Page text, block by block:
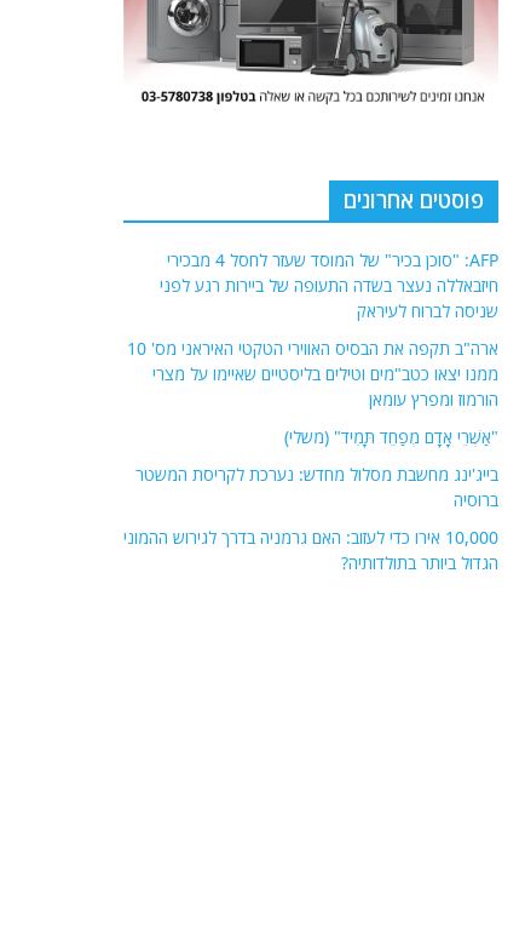
פוסטים אחרונים
AFP: "סוכן בכיר" של המוסד שעזר לחסל 4 מבכירי
חיזבאללה נעצר בשדה התעופה של ביירות רגע לפני
שניסה לברוח לעיראק
ארה"ב תקפה את הבסיס האווירי הטקטי האיראני מס' 10
ממנו יצאו כטב"מים וטילים בליסטיים שאיימו על מצרי
הורמוז ומפרץ עומאן
"אַשְׁרֵי אָדָם מְפַחֵד תָּמִיד" (משלי)
בייג'ינג מחשבת מסלול מחדש: נערכת לקריסת המשטר
ברוסיה
10,000 אירו כדי לעזוב: האם גרמניה בדרך לגירוש ההמוני
הגדול ביותר בתולדותיה?